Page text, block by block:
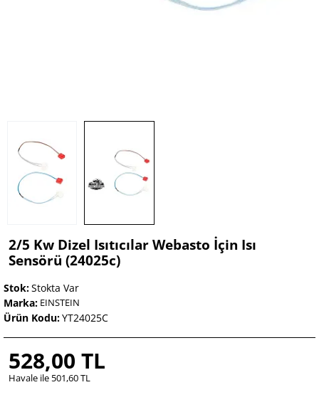
2/5 Kw Dizel Isıtıcılar Webasto İçin Isı
Sensörü (24025c)
Stok:Stokta Var
Marka: EINSTEIN
Ürün Kodu:YT24025C
528,00 TL
Havale ile 501,60 TL